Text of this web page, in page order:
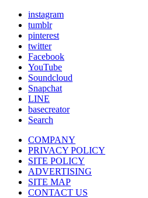
instagram
tumblr
pinterest
twitter
Facebook
YouTube
Soundcloud
Snapchat
LINE
basecreator
Search
COMPANY
PRIVACY POLICY
SITE POLICY
ADVERTISING
SITE MAP
CONTACT US